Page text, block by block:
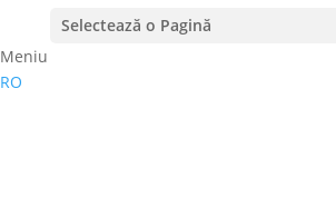
Selectează o Pagină
Meniu
RO